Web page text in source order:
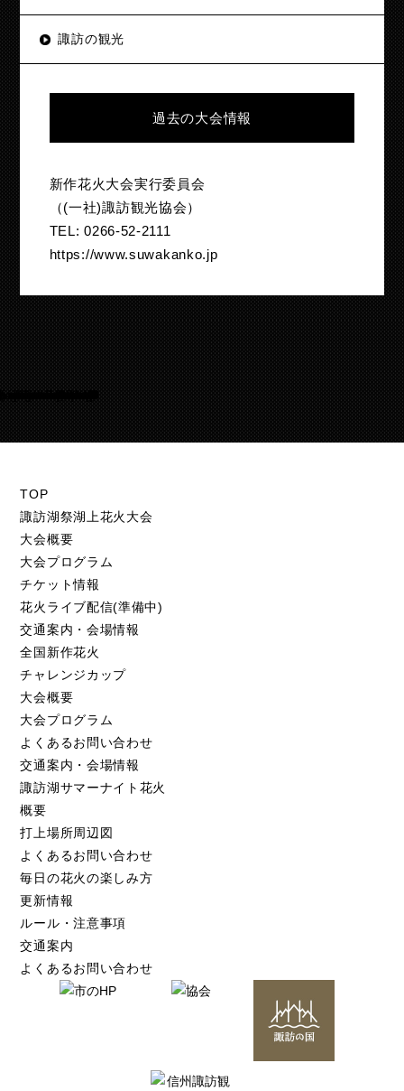
諏訪の観光
過去の大会情報
新作花火大会実行委員会
（(一社)諏訪観光協会）
TEL: 0266-52-2111
https://www.suwakanko.jp
Warning/home/suwakohanabi/suwako-hanabi.com/public_html/test.suwako-hanabi.com/wp-content/themes/suwako-hanabi_2018/footer.php50
TOP
諏訪湖祭湖上花火大会
大会概要
大会プログラム
チケット情報
花火ライブ配信(準備中)
交通案内・会場情報
全国新作花火
チャレンジカップ
大会概要
大会プログラム
よくあるお問い合わせ
交通案内・会場情報
諏訪湖サマーナイト花火
概要
打上場所周辺図
よくあるお問い合わせ
毎日の花火の楽しみ方
更新情報
ルール・注意事項
交通案内
よくあるお問い合わせ